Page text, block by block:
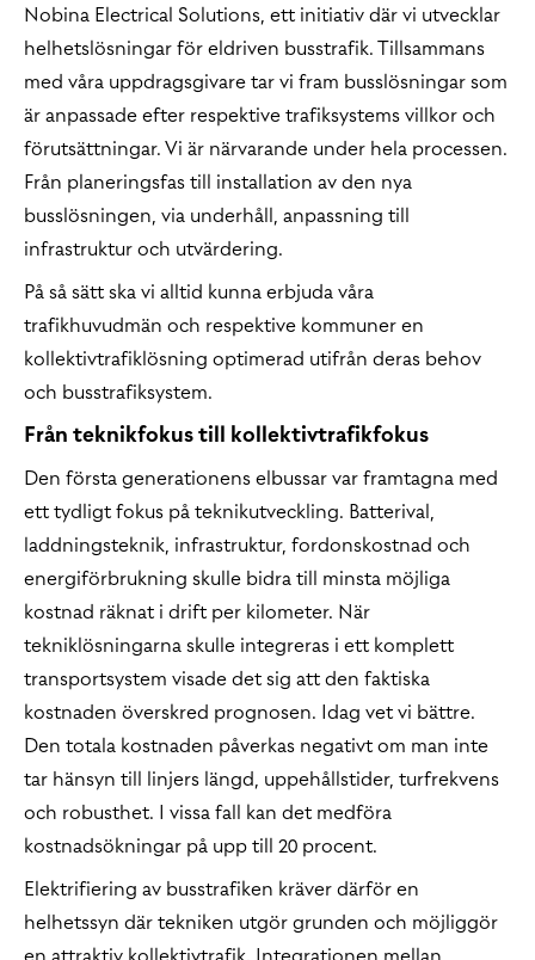
Nobina Electrical Solutions, ett initiativ där vi utvecklar
helhetslösningar för eldriven busstrafik. Tillsammans
med våra uppdragsgivare tar vi fram busslösningar som
är anpassade efter respektive trafiksystems villkor och
förutsättningar. Vi är närvarande under hela processen.
Från planeringsfas till installation av den nya
busslösningen, via underhåll, anpassning till
infrastruktur och utvärdering.
På så sätt ska vi alltid kunna erbjuda våra
trafikhuvudmän och respektive kommuner en
kollektivtrafiklösning optimerad utifrån deras behov
och busstrafiksystem.
Från teknikfokus till kollektivtrafikfokus
Den första generationens elbussar var framtagna med
ett tydligt fokus på teknikutveckling. Batterival,
laddningsteknik, infrastruktur, fordonskostnad och
energiförbrukning skulle bidra till minsta möjliga
kostnad räknat i drift per kilometer. När
tekniklösningarna skulle integreras i ett komplett
transportsystem visade det sig att den faktiska
kostnaden överskred prognosen. Idag vet vi bättre.
Den totala kostnaden påverkas negativt om man inte
tar hänsyn till linjers längd, uppehållstider, turfrekvens
och robusthet. I vissa fall kan det medföra
kostnadsökningar på upp till 20 procent.
Elektrifiering av busstrafiken kräver därför en
helhetssyn där tekniken utgör grunden och möjliggör